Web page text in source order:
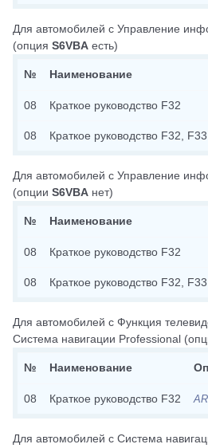
Для автомобилей с Управление
(опция S6VBA есть)
№ Наименование
08 Краткое руководство F32
08 Краткое руководство F32, F33
Для автомобилей с Управление
(опции S6VBA нет)
№ Наименование
08 Краткое руководство F32
08 Краткое руководство F32, F33
Для автомобилей с Функция
Система навигации Professional
№ Наименование
08 Краткое руководство F32 AR
Для автомобилей с Система